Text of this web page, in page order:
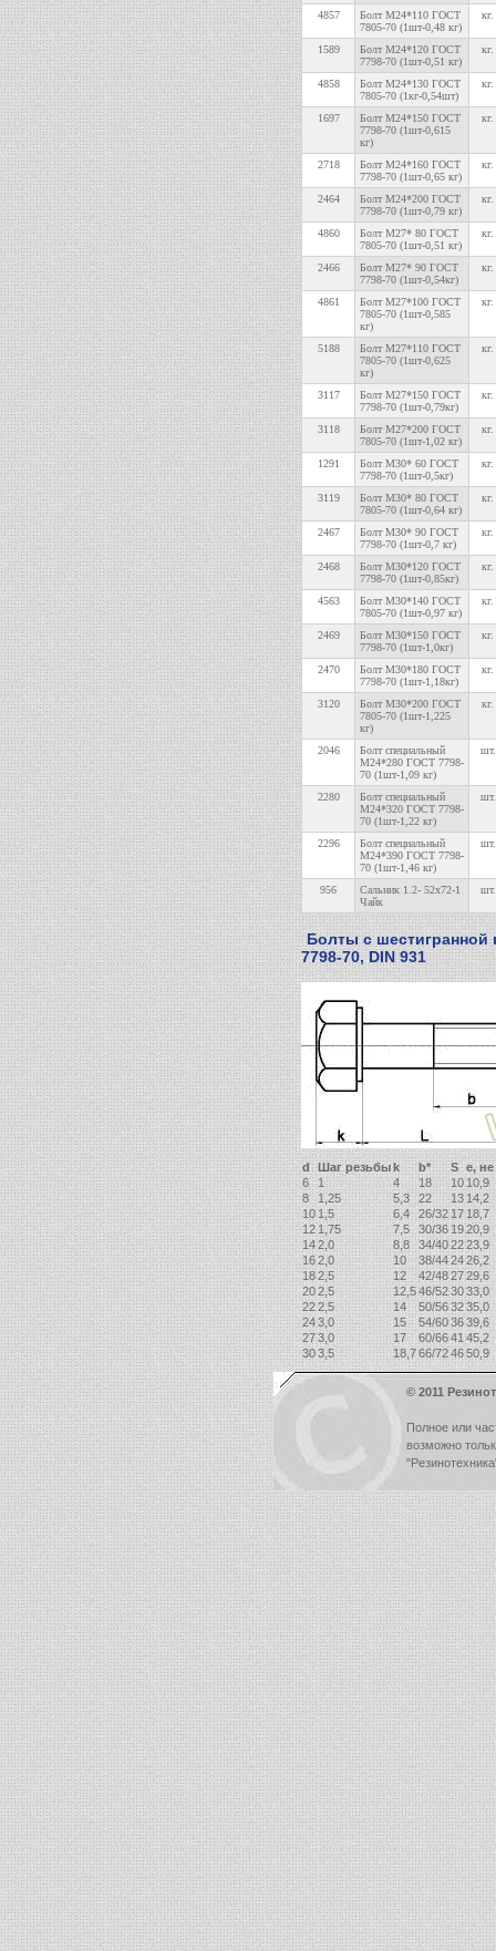
4857
Болт М24*110 ГОСТ
7805-70 (1шт-0,48 кг)
кг.
1589
Болт М24*120 ГОСТ
7798-70 (1шт-0,51 кг)
кг.
4858
Болт М24*130 ГОСТ
7805-70 (1кг-0,54шт)
кг.
1697
Болт М24*150 ГОСТ
7798-70 (1шт-0,615
кг)
кг.
2718
Болт М24*160 ГОСТ
7798-70 (1шт-0,65 кг)
кг.
2464
Болт М24*200 ГОСТ
7798-70 (1шт-0,79 кг)
кг.
4860
Болт М27* 80 ГОСТ
7805-70 (1шт-0,51 кг)
кг.
2466
Болт М27* 90 ГОСТ
7798-70 (1шт-0,54кг)
кг.
4861
Болт М27*100 ГОСТ
7805-70 (1шт-0,585
кг)
кг.
5188
Болт М27*110 ГОСТ
7805-70 (1шт-0,625
кг)
кг.
3117
Болт М27*150 ГОСТ
7798-70 (1шт-0,79кг)
кг.
3118
Болт М27*200 ГОСТ
7805-70 (1шт-1,02 кг)
кг.
1291
Болт М30* 60 ГОСТ
7798-70 (1шт-0,5кг)
кг.
3119
Болт М30* 80 ГОСТ
7805-70 (1шт-0,64 кг)
кг.
2467
Болт М30* 90 ГОСТ
7798-70 (1шт-0,7 кг)
кг.
2468
Болт М30*120 ГОСТ
7798-70 (1шт-0,85кг)
кг.
4563
Болт М30*140 ГОСТ
7805-70 (1шт-0,97 кг)
кг.
2469
Болт М30*150 ГОСТ
7798-70 (1шт-1,0кг)
кг.
2470
Болт М30*180 ГОСТ
7798-70 (1шт-1,18кг)
кг.
3120
Болт М30*200 ГОСТ
7805-70 (1шт-1,225
кг)
кг.
2046
Болт специальный
М24*280 ГОСТ 7798-
70 (1шт-1,09 кг)
шт.
2280
Болт специальный
М24*320 ГОСТ 7798-
70 (1шт-1,22 кг)
шт.
2296
Болт специальный
М24*390 ГОСТ 7798-
70 (1шт-1,46 кг)
шт.
956
Сальник 1.2- 52х72-1
Чайк
шт.
Болты с шестигранной
7798-70, DIN 931
d Шаг резьбыk b* S e,
6
1 4 18 10 10,9
8
1,25 5,3 22 13 14,2
10 1,5 6,4 26/32 17 18,7
12 1,75 7,5 30/36 1920,9
142,0 8,8 34/402223,9
162,0 10 38/442426,2
182,5 12 42/482729,6
202,5 12,546/523033,0
222,5 14 50/563235,0
243,0 15 54/603639,6
273,0 17 60/6641 45,2
303,5 18,766/724650,9
© 2011
Полное или
возможно